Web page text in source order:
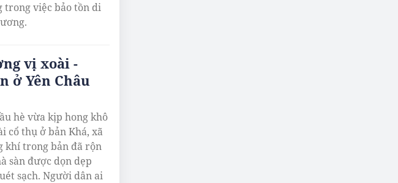
trong việc bảo tồn di
vị xoài -
ở Yên Châu
hè vừa kịp hong khô
cổ thụ ở bản Khá, xã
khí trong bản đã rộn
sàn được dọn dẹp
sạch. Người dân ai